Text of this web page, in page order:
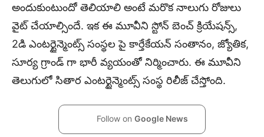
అందుకుంటుందో తెలియాలి అంటే మరొక నాలుగు రోజులు
వైట్ చేయాల్సిందే. ఇక ఈ మూవీని స్టోన్ బెంచ్ క్రియేషన్స్,
2డి ఎంటర్టైన్మెంట్స్ సంస్థల పై కార్తేకేయన్ సంతానం, జ్యోతిక,
సూర్య గ్రాండ్ గా భారీ వ్యయంతో నిర్మించారు. ఈ మూవీని
తెలుగులో సితార ఎంటర్టైన్మెంట్స్ సంస్థ రిలీజ్ చేస్తోంది.
Follow on Google News